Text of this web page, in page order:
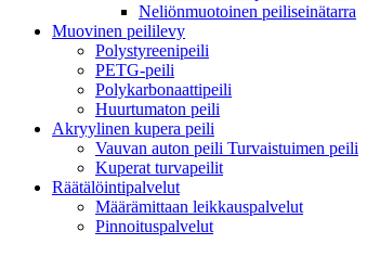
Neliönmuotoinen peiliseinätarra
Muovinen peililevy
Polystyreenipeili
PETG-peili
Polykarbonaattipeili
Huurtumaton peili
Akryylinen kupera peili
Vauvan auton peili Turvaistuimen peili
Kuperat turvapeilit
Räätälöintipalvelut
Määrämittaan leikkauspalvelut
Pinnoituspalvelut